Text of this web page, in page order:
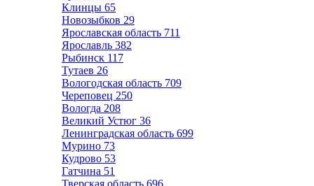
Клинцы 65
Новозыбков 29
Ярославская область 711
Ярославль 382
Рыбинск 117
Тутаев 26
Вологодская область 709
Череповец 250
Вологда 208
Великий Устюг 36
Ленинградская область 699
Мурино 73
Кудрово 53
Гатчина 51
Тверская область 696